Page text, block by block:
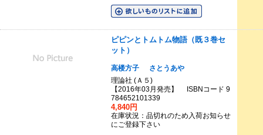
ピピンとトムトム物語（既３巻セ
ット）
高楼方子
さとうあや
理論社 (Ａ５)
【2016年03月発売】 ISBNコード 9
784652101339
4,840円
在庫状況：品切れのため入荷お知らせ
にご登録下さい